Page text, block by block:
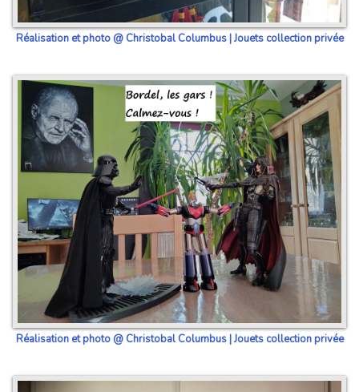
Réalisation et photo @ Christobal Columbus | Jouets collection privée
Réalisation et photo @ Christobal Columbus | Jouets collection privée